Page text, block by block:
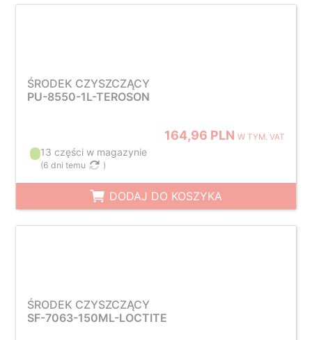
ŚRODEK CZYSZCZĄCY
PU-8550-1L-TEROSON
164,96 PLNW TYM. VAT
13 części w magazynie
(6 dni temu )
DODAJ DO KOSZYKA
ŚRODEK CZYSZCZĄCY
SF-7063-150ML-LOCTITE